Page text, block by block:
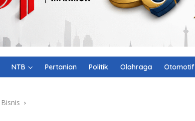
NTB Pertanian Politik Olahraga Otomotif
Bisnis